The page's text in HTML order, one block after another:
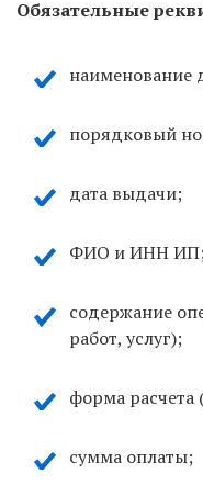
Обязательные
наименование
порядковый
дата выдачи;
ФИО и ИНН
содержание
работ, услуг);
форма
сумма оплаты;